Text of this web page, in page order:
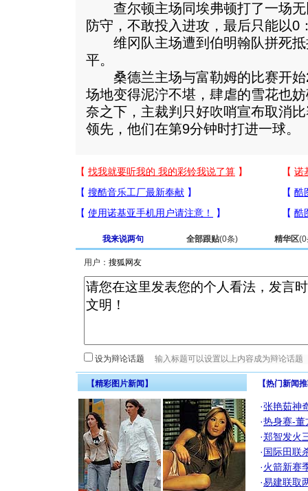
查尔顿主场同埃弗顿打了一场无
防守，不敢投入进攻，最后只能以0
维冈队主场遭到伯明翰队拼死抵
平。
桑德兰主场与富勒姆的比赛开始
场地变得泥泞不堪，肆虐的雪花也
奈之下，主裁判只好吹哨宣布取消
领先，他们在第9分钟时打进一球。
我来说两句 全部跟贴(0条) 精华区(0
用户：
设为辩论话题
【精彩图片新闻】 【热门新闻
·张艳茹神
·热身赛-董
·郑智发火
·国际田联
·火箭新赛
·易建联取